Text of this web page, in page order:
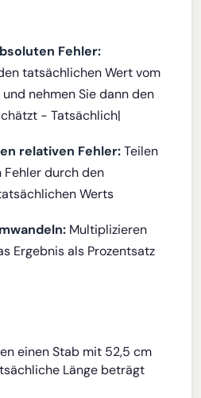
Fehler:
tatsächlichen Wert vom
nehmen Sie dann den
- Tatsächlich|
relativen Fehler:Teilen
Fehler durch den
Werts
Multiplizieren
Ergebnis als Prozentsatz
einen Stab mit 52,5 cm
Länge beträgt